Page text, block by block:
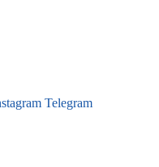
Telegram